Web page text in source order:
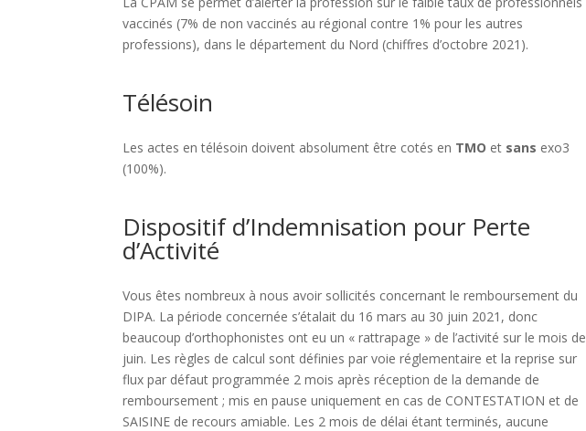
vaccinés (7% de non vaccinés au régional contre 1% pour les autres
professions), dans le département du Nord (chiffres d’octobre 2021).
Télésoin
Les actes en télésoin doivent absolument être cotés en TMO et sans exo3
(100%).
Dispositif d’Indemnisation pour Perte
d’Activité
Vous êtes nombreux à nous avoir sollicités concernant le remboursement du
DIPA. La période concernée s’étalait du 16 mars au 30 juin 2021, donc
beaucoup d’orthophonistes ont eu un « rattrapage » de l’activité sur le mois de
juin. Les règles de calcul sont définies par voie réglementaire et la reprise sur
flux par défaut programmée 2 mois après réception de la demande de
remboursement ; mis en pause uniquement en cas de CONTESTATION et de
SAISINE de recours amiable. Les 2 mois de délai étant terminés, aucune